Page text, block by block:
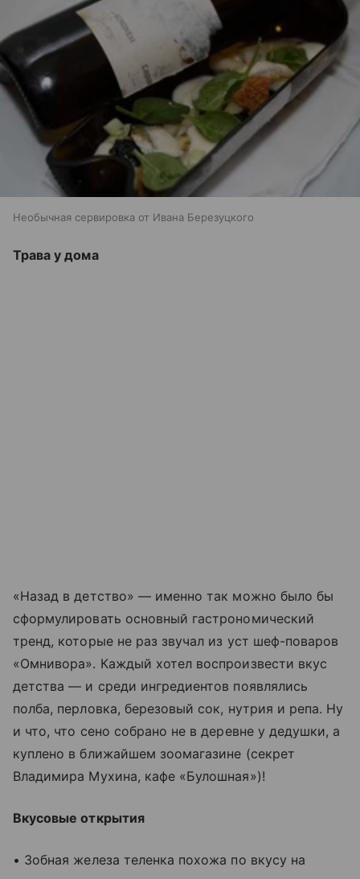
Необычная сервировка от Ивана Березуцкого
Трава у дома
«Назад в детство» — именно так можно было бы
сформулировать основный гастрономический
тренд, которые не раз звучал из уст шеф-поваров
«Омнивора». Каждый хотел воспроизвести вкус
детства — и среди ингредиентов появлялись
полба, перловка, березовый сок, нутрия и репа. Ну
и что, что сено собрано не в деревне у дедушки, а
куплено в ближайшем зоомагазине (секрет
Владимира Мухина, кафе «Булошная»)!
Вкусовые открытия
• Зобная железа теленка похожа по вкусу на